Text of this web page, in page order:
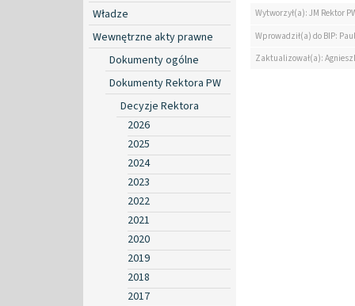
Władze
Wewnętrzne akty prawne
Dokumenty ogólne
Dokumenty Rektora PW
Decyzje Rektora
2026
2025
2024
2023
2022
2021
2020
2019
2018
2017
Wytworzył(a): JM Rektor
Wprowadził(a) do BIP:
Zaktualizował(a):